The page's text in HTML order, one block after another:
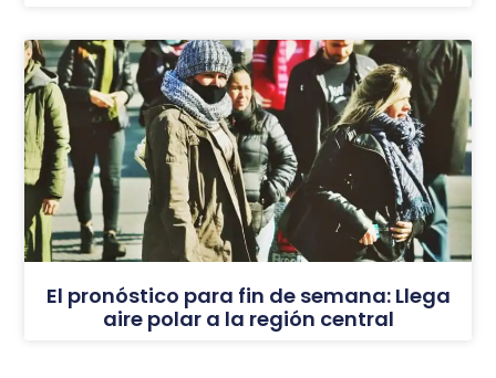
El pronóstico para fin de semana: Llega
aire polar a la región central